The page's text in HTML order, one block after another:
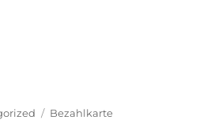
Schlagwörter
Bezahlkarte